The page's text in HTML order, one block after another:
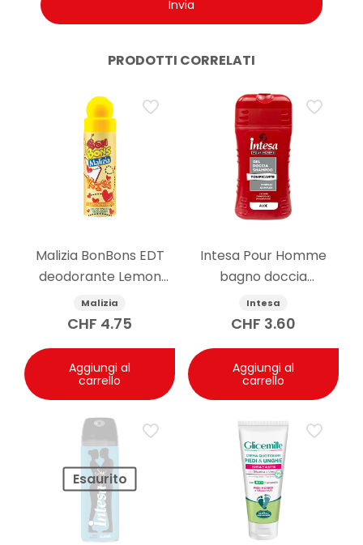
PRODOTTI CORRELATI
Malizia BonBons EDT
deodorante Lemon
Energy 75 ml
Malizia
CHF 4.75
Aggiungi al
carrello
Intesa Pour Homme
bagno doccia
shampoo Aloe 250ml
Intesa
CHF 3.60
Aggiungi al
carrello
Esaurito